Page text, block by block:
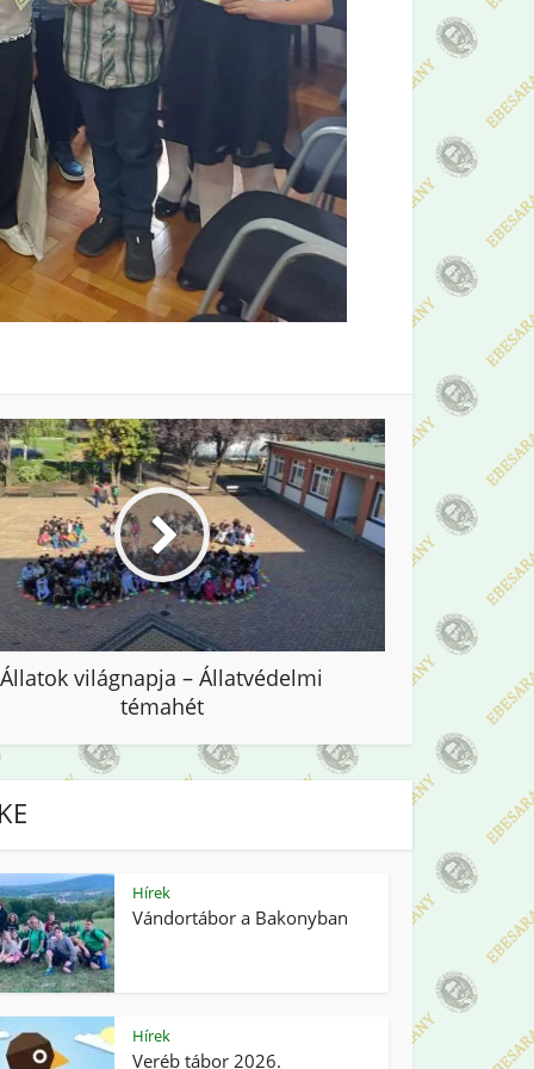
Állatok világnapja – Állatvédelmi
témahét
Hírek
Vándortábor a Bakonyban
Hírek
Veréb tábor 2026.